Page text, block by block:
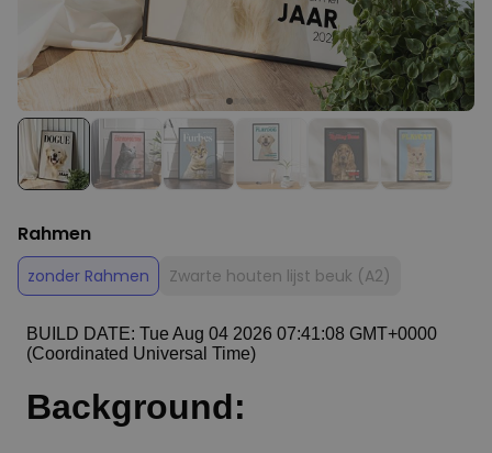
Rahmen
zonder Rahmen Zwarte houten lijst beuk (A2)